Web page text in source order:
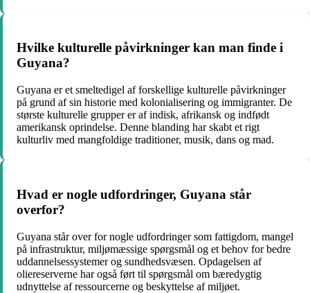
Hvilke kulturelle påvirkninger kan man finde i
Guyana?
Guyana er et smeltedigel af forskellige kulturelle påvirkninger
på grund af sin historie med kolonialisering og immigranter. De
største kulturelle grupper er af indisk, afrikansk og indfødt
amerikansk oprindelse. Denne blanding har skabt et rigt
kulturliv med mangfoldige traditioner, musik, dans og mad.
Hvad er nogle udfordringer, Guyana står
overfor?
Guyana står over for nogle udfordringer som fattigdom, mangel
på infrastruktur, miljømæssige spørgsmål og et behov for bedre
uddannelsessystemer og sundhedsvæsen. Opdagelsen af ​​
oliereserverne har også ført til spørgsmål om bæredygtig
udnyttelse af ressourcerne og beskyttelse af miljøet.